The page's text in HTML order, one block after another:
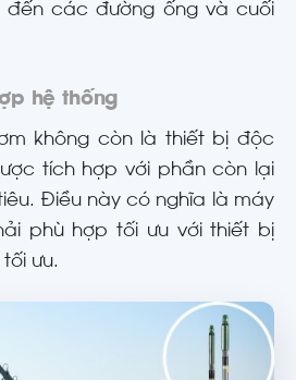
đến các đường ống và cuối
hệ thống
không còn là thiết bị độc
tích hợp với phần còn lại
Điều này có nghĩa là máy
phù hợp tối ưu với thiết bị
ưu.